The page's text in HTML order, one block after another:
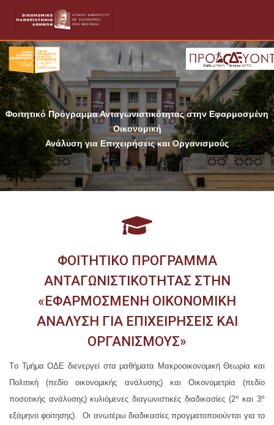
content
Φοιτητικό Πρόγραμμα Ανταγωνιστικότητας στην Εφαρμοσμένη
Οικονομική
Ανάλυση για Επιχειρήσεις και Οργανισμούς
ΦΟΙΤΗΤΙΚΟ ΠΡΟΓΡΑΜΜΑ
ΑΝΤΑΓΩΝΙΣΤΙΚΟΤΗΤΑΣ ΣΤΗΝ
«ΕΦΑΡΜΟΣΜΕΝΗ ΟΙΚΟΝΟΜΙΚΗ
ΑΝΑΛΥΣΗ ΓΙΑ ΕΠΙΧΕΙΡΗΣΕΙΣ ΚΑΙ
ΟΡΓΑΝΙΣΜΟΥΣ»
Tο Τμήμα ΟΔΕ διενεργεί στα μαθήματα Μακροοικονομική Θεωρία και
Πολιτική (πεδίο οικονομικής ανάλυσης) και Οικονομετρία (πεδίο
ποσοτικής ανάλυσης) κυλιόμενες διαγωνιστικές διαδικασίες (2ο και 3ο
εξάμηνο φοίτησης). Οι ανωτέρω διαδικασίες πραγματοποιούνται για το